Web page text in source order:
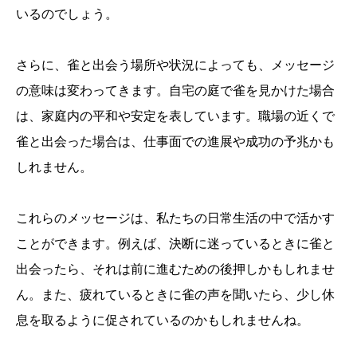
いるのでしょう。
さらに、雀と出会う場所や状況によっても、メッセージ
の意味は変わってきます。自宅の庭で雀を見かけた場合
は、家庭内の平和や安定を表しています。職場の近くで
雀と出会った場合は、仕事面での進展や成功の予兆かも
しれません。
これらのメッセージは、私たちの日常生活の中で活かす
ことができます。例えば、決断に迷っているときに雀と
出会ったら、それは前に進むための後押しかもしれませ
ん。また、疲れているときに雀の声を聞いたら、少し休
息を取るように促されているのかもしれませんね。